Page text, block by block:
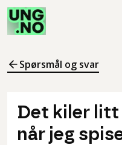
Spørsmål og svar
Det kiler
når jeg